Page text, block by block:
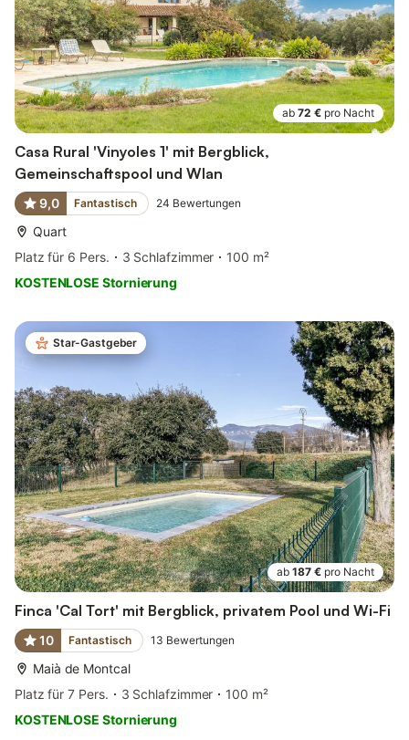
ab 72 € pro Nacht
Casa Rural 'Vinyoles 1' mit Bergblick,
Gemeinschaftspool und Wlan
9,0 Fantastisch 24 Bewertungen
Quart
Platz für 6 Pers.
3 Schlafzimmer
100 m²
KOSTENLOSE Stornierung
Star-Gastgeber
ab 187 € pro Nacht
Finca 'Cal Tort' mit Bergblick, privatem Pool und Wi-Fi
10 Fantastisch 13 Bewertungen
Maià de Montcal
Platz für 7 Pers.
3 Schlafzimmer
100 m²
KOSTENLOSE Stornierung